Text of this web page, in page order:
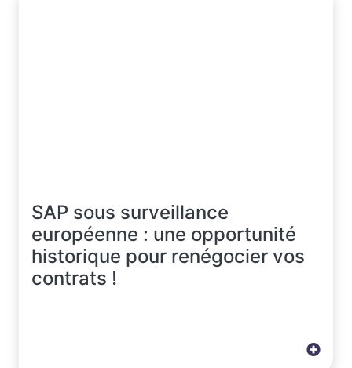
SAP sous surveillance
européenne : une opportunité
historique pour renégocier vos
contrats !